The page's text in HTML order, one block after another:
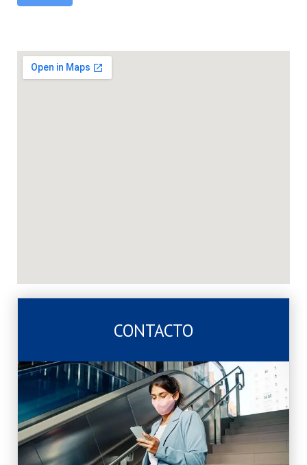
CONTACTO